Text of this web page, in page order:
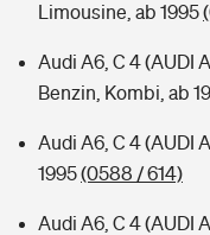
Limousine, ab 1995
Audi A6, C 4 (AUDI
Benzin, Kombi, ab
Audi A6, C 4 (AUDI
1995(0588 / 614)
Audi A6, C 4 (AUDI